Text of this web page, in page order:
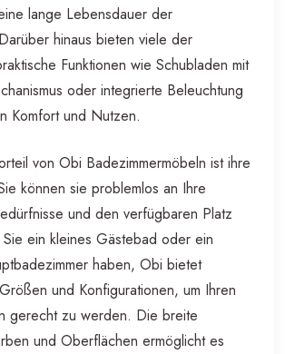
lange Lebensdauer der
hinaus bieten viele der
Funktionen wie Schubladen mit
oder integrierte Beleuchtung
Komfort und Nutzen.
von Obi Badezimmermöbeln ist ihre
können sie problemlos an Ihre
und den verfügbaren Platz
ein kleines Gästebad oder ein
haben, Obi bietet
und Konfigurationen, um Ihren
gerecht zu werden. Die breite
und Oberflächen ermöglicht es